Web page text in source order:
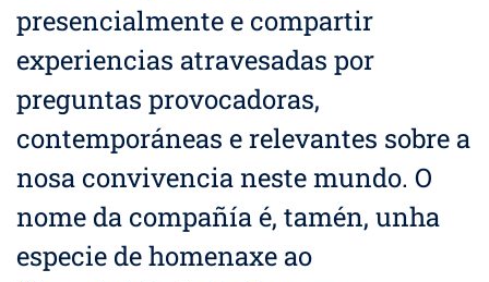
presencialmente e compartir
experiencias atravesadas por
preguntas provocadoras,
contemporáneas e relevantes sobre a
nosa convivencia neste mundo. O
nome da compañía é, tamén, unha
especie de homenaxe ao